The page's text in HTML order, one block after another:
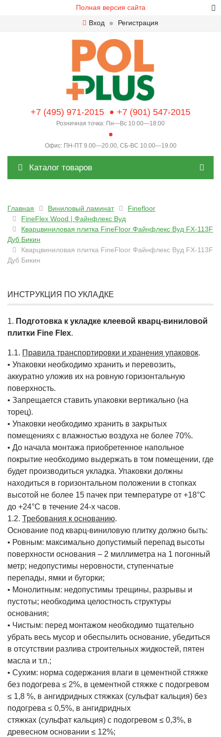
Полная версия сайта
Вход
Регистрация
+7 (495) 971-2015 +7 (901) 547-2015
Розничная точка: Пн—Вс 10:00—18:00
Офис: ПН-ПТ 9.00—20.00, СБ-ВС 10.00—19.00
Каталог товаров
Главная Виниловый ламинат
Finefloor
FineFlex Wood | Файнфлекс Вуд
Кварцвиниловая плитка FineFloor Файнфлекс Вуд FX-113F
Дуб Бикин
Кварцвиниловая плитка FineFloor Файнфлекс Вуд FX-113F
Дуб Бикин
ИНСТРУКЦИЯ ПО УКЛАДКЕ
1. Подготовка к укладке клеевой кварц-виниловой
плитки Fine Flex.
1.1. Правила транспортировки и хранения упаковок.
• Упаковки необходимо хранить и перевозить,
аккуратно уложив их на ровную горизонтальную
поверхность.
• Запрещается ставить упаковки вертикально (на
торец).
• Упаковки необходимо хранить в закрытых
помещениях с влажностью воздуха не более 70%.
• До начала монтажа приобретенное напольное
покрытие необходимо выдержать в том помещении, где
будет производиться укладка. Упаковки должны
находиться в горизонтальном положении в стопках
высотой не более 15 пачек при температуре от +18°С
до +24°С в течение 24-х часов.
1.2. Требования к основанию.
Основание под кварц-виниловую плитку должно быть:
• Ровным: максимально допустимый перепад высоты
поверхности основания – 2 миллиметра на 1 погонный
метр; недопустимы неровности, ступенчатые
перепады, ямки и бугорки;
• Монолитным: недопустимы трещины, разрывы и
пустоты; необходима целостность структуры
основания;
• Чистым: перед монтажом необходимо тщательно
убрать весь мусор и обеспылить основание, убедиться
в отсутствии разлива строительных жидкостей, пятен
масла и т.п.;
• Сухим: норма содержания влаги в цементной стяжке
без подогрева ≤ 2%, в цементной стяжке с подогревом
≤ 1,8 %, в ангидридных стяжках (сульфат кальция) без
подогрева ≤ 0,5%, в ангидридных
стяжках (сульфат кальция) с подогревом ≤ 0,3%, в
древесном основании ≤ 12%;